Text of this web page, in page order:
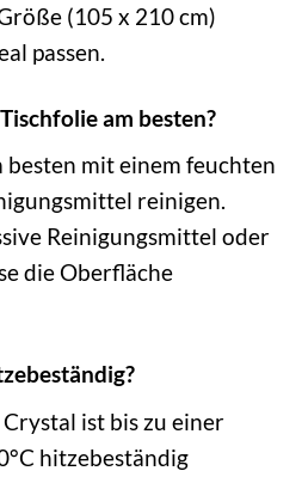
(105 x 210 cm)
passen.
am besten?
besten mit einem feuchten
reinigen.
Reinigungsmittel oder
die Oberfläche
ist bis zu einer
hitzebeständig